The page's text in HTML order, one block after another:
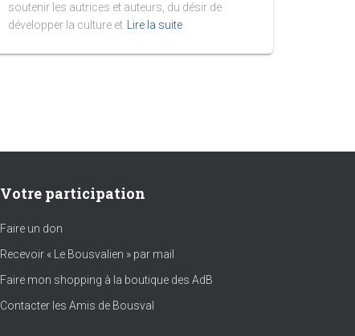
soutenir les autrices et auteurs, du désir de
développer la culture et
Lire la suite
Votre participation
Faire un don
Recevoir « Le Bousvalien » par mail
Faire mon shopping à la boutique des AdB
Contacter les Amis de Bousval